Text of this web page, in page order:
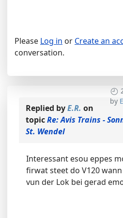
Please Log in or Create an
conversation.
by
Replied byE.R. on
topicRe: Avis Trains -
St. Wendel
Interessant esou eppes
firwat steet do V120
vun der Lok bei gerad